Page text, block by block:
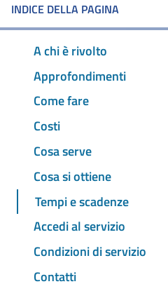
INDICE DELLA PAGINA
A chi è rivolto
Approfondimenti
Come fare
Costi
Cosa serve
Cosa si ottiene
Tempi e scadenze
Accedi al servizio
Condizioni di servizio
Contatti